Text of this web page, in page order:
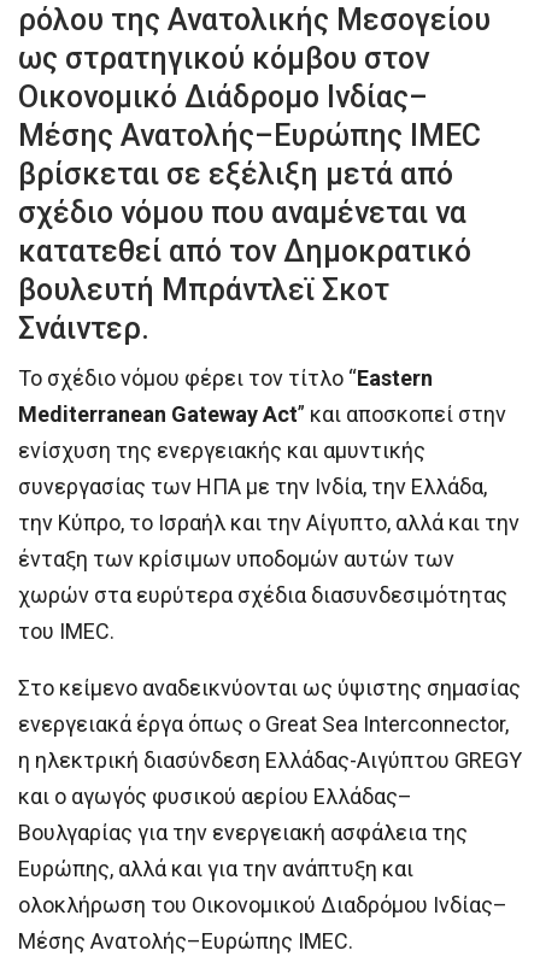
ρόλου της Ανατολικής Μεσογείου
ως στρατηγικού κόμβου στον
Οικονομικό Διάδρομο Ινδίας–
Μέσης Ανατολής–Ευρώπης IMEC
βρίσκεται σε εξέλιξη μετά από
σχέδιο νόμου που αναμένεται να
κατατεθεί από τον Δημοκρατικό
βουλευτή Μπράντλεϊ Σκοτ
Σνάιντερ.
Το σχέδιο νόμου φέρει τον τίτλο “Eastern
Mediterranean Gateway Act” και αποσκοπεί στην
ενίσχυση της ενεργειακής και αμυντικής
συνεργασίας των ΗΠΑ με την Ινδία, την Ελλάδα,
την Κύπρο, το Ισραήλ και την Αίγυπτο, αλλά και την
ένταξη των κρίσιμων υποδομών αυτών των
χωρών στα ευρύτερα σχέδια διασυνδεσιμότητας
του IMEC.
Στο κείμενο αναδεικνύονται ως ύψιστης σημασίας
ενεργειακά έργα όπως ο Great Sea Interconnector,
η ηλεκτρική διασύνδεση Ελλάδας-Αιγύπτου GREGY
και ο αγωγός φυσικού αερίου Ελλάδας–
Βουλγαρίας για την ενεργειακή ασφάλεια της
Ευρώπης, αλλά και για την ανάπτυξη και
ολοκλήρωση του Οικονομικού Διαδρόμου Ινδίας–
Μέσης Ανατολής–Ευρώπης IMEC.